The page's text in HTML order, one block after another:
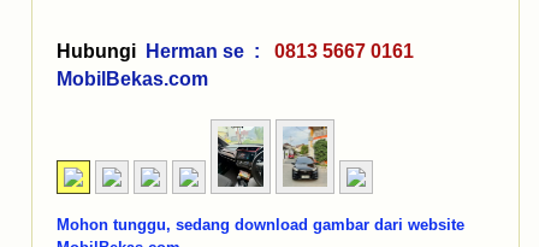
Hubungi Herman se :
0813 5667 0161
MobilBekas.com
Mohon tunggu, sedang download gambar dari website